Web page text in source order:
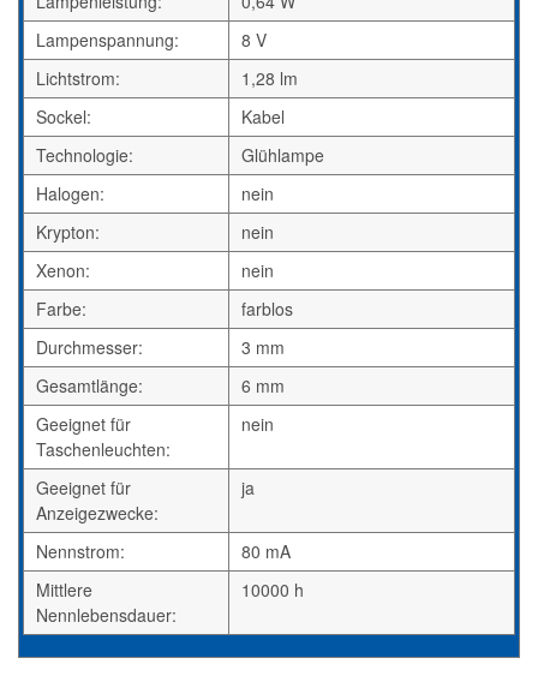
Lampenspannung:
8 V
Lichtstrom:
1,28 lm
Sockel:
Kabel
Technologie:
Glühlampe
Halogen:
nein
Krypton:
nein
Xenon:
nein
Farbe:
farblos
Durchmesser:
3 mm
Gesamtlänge:
6 mm
Geeignet für
Taschenleuchten:
nein
Geeignet für
Anzeigezwecke:
ja
Nennstrom:
80 mA
Mittlere
Nennlebensdauer:
10000 h